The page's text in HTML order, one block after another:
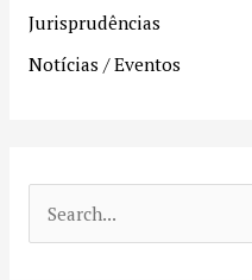
Jurisprudências
Notícias / Eventos